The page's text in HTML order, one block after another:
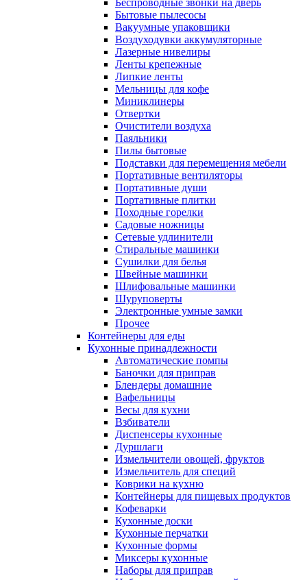
Беспроводные звонки на дверь
Бытовые пылесосы
Вакуумные упаковщики
Воздуходувки аккумуляторные
Лазерные нивелиры
Ленты крепежные
Липкие ленты
Мельницы для кофе
Миниклинеры
Отвертки
Очистители воздуха
Паяльники
Пилы бытовые
Подставки для перемещения мебели
Портативные вентиляторы
Портативные души
Портативные плитки
Походные горелки
Садовые ножницы
Сетевые удлинители
Стиральные машинки
Сушилки для белья
Швейные машинки
Шлифовальные машинки
Шуруповерты
Электронные умные замки
Прочее
Контейнеры для еды
Кухонные принадлежности
Автоматические помпы
Баночки для приправ
Блендеры домашние
Вафельницы
Весы для кухни
Взбиватели
Диспенсеры кухонные
Дуршлаги
Измельчители овощей, фруктов
Измельчитель для специй
Коврики на кухню
Контейнеры для пищевых продуктов
Кофеварки
Кухонные доски
Кухонные перчатки
Кухонные формы
Миксеры кухонные
Наборы для приправ